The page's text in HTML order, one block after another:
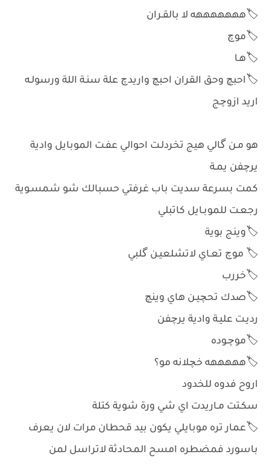
🏷️هههههههه لا بالقـران
🏷️موچ
🏷️هـا
🏷️احبچ وحق القران احبچ واريدچ علة سنـة اللة ورسولـه
اريد ازوچج
هو مـن گالي هيج تخردلـت احوالي عفـت الموبايل وادية
يرچفن يمـة
كمت بسرعة سديت باب غرفتي حسبالك شو شمسـوية
رجعـت للموبـايل كاتبلي
🏷️وينج بوية
🏷️ موچ تعـاي لاتشلعيـن گلبي
🏷️خررب
🏷️صدك تحچيـن هاي وينچ
رديـت عليـة وادية يرچفن
🏷️موچـوده
🏷️هههههه خچلانه مو؟
اروح فدوه للخدود
سكـتت مـاريدت اي شي ورة شوية كتلة
🏷️عمار تره موبايلي يكون بيد قحطان مرات لان يعرف
باسورد فمضطره امسح المحادثة لاتراسل لمن